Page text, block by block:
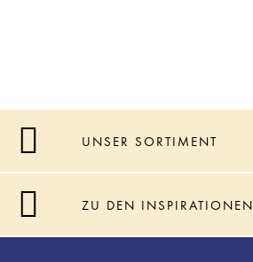
UNSER SORTIMENT
ZU DEN INSPIRATIONEN